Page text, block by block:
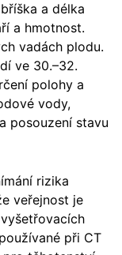
a délka
a hmotnost.
vadách plodu.
ve 30.–32.
polohy a
vody,
posouzení stavu
rizika
veřejnost je
při CT